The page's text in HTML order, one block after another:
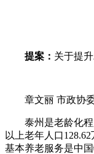
提案： 关于提
章文丽 市政协
泰州是老龄化
以上老年人口
基本养老服务是中